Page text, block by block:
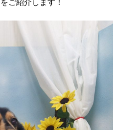
ご紹介します！